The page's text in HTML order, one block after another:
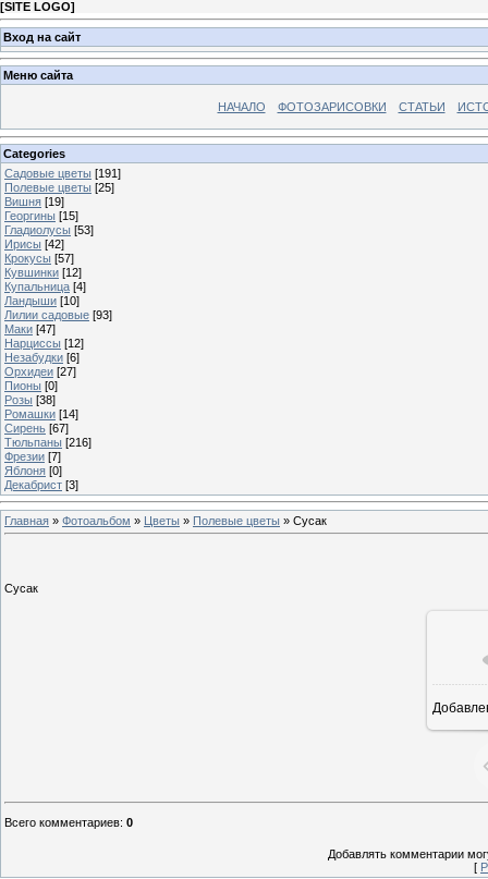
[SITE LOGO]
Вход на сайт
Меню сайта
НАЧАЛО ФОТОЗАРИСОВКИ СТАТЬИ
Categories
Садовые цветы [191]
Полевые цветы [25]
Вишня [19]
Георгины [15]
Гладиолусы [53]
Ирисы [42]
Крокусы [57]
Кувшинки [12]
Купальница [4]
Ландыши [10]
Лилии садовые [93]
Маки [47]
Нарциссы [12]
Незабудки [6]
Орхидеи [27]
Пионы [0]
Розы [38]
Ромашки [14]
Сирень [67]
Тюльпаны [216]
Фрезии [7]
Яблоня [0]
Декабрист [3]
Главная » Фотоальбом » Цветы » Полевые цветы » Сусак
Сусак
Всего комментариев: 0
Добавлять комментарии
[